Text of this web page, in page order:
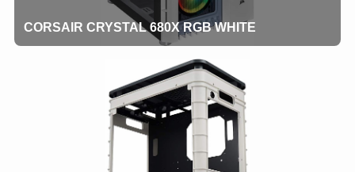
CORSAIR CRYSTAL 680X RGB WHITE